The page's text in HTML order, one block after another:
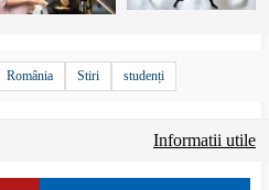
România Stiri studenți
Informatii utile